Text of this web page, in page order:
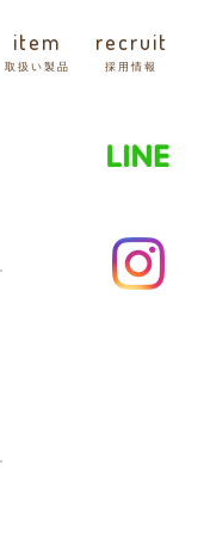
item
取扱い製品
recruit
採用情報